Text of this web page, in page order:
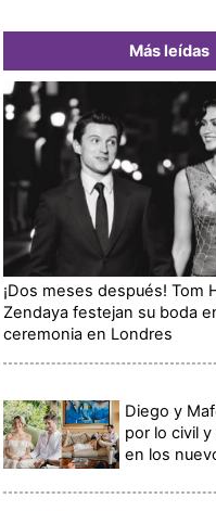
Más leídas
¡Dos meses después! Tom
Zendaya festejan su boda
ceremonia en Londres
Diego y
por lo civil
en los